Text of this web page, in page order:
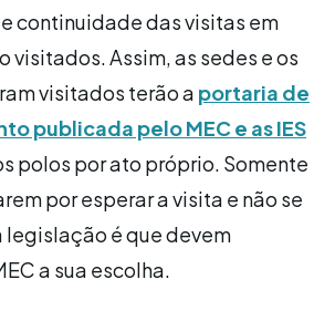
continuidade das visitas em
visitados. Assim, as sedes e os
visitados terão a portaria de
publicada pelo MEC e as IES
polos por ato próprio. Somente
por esperar a visita e não se
legislação é que devem
a sua escolha.